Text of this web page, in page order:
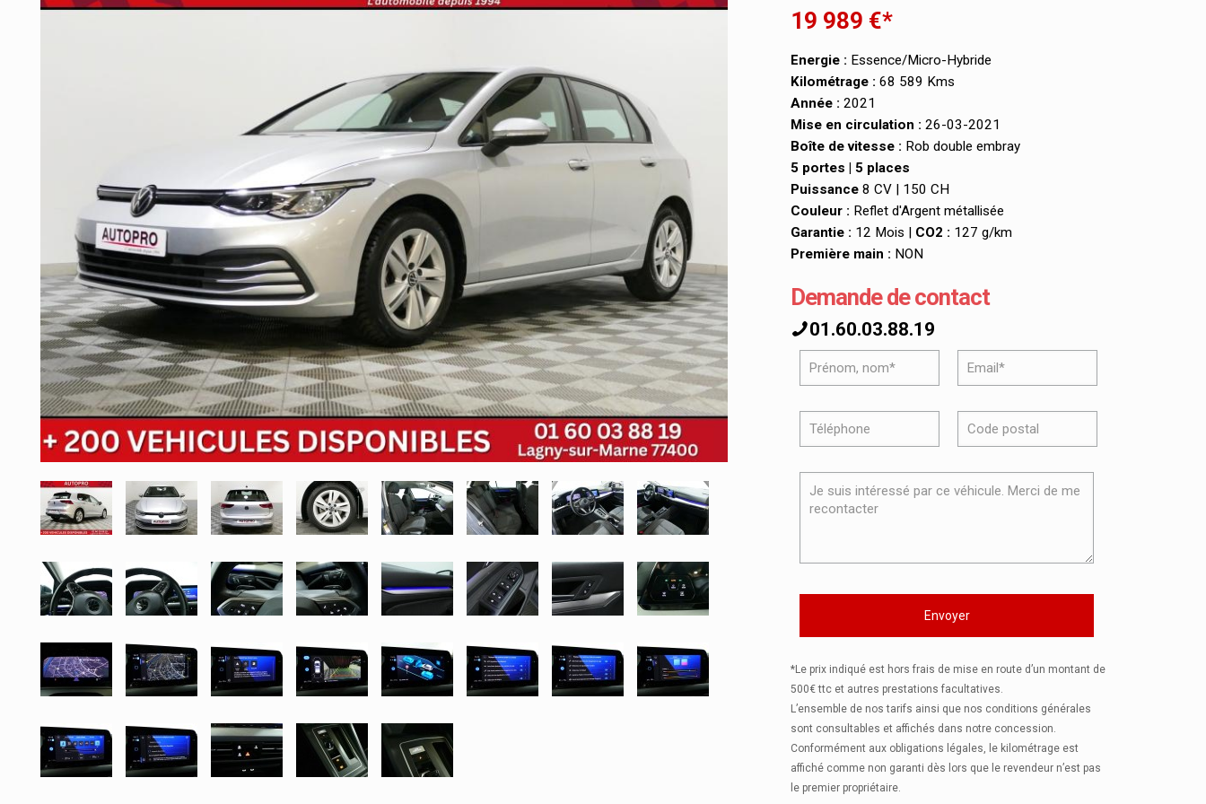
19 989 €*
Energie : Essence/Micro-Hybride
Kilométrage : 68 589 Kms
Année : 2021
Mise en circulation : 26-03-2021
Boîte de vitesse : Rob double embray
5 portes | 5 places
Puissance8 CV | 150 CH
Couleur : Reflet d'Argent métallisée
Garantie : 12 Mois | CO2 : 127 g/km
Première main : NON
Demande de contact
01.60.03.88.19
*Le prix indiqué est hors frais de mise en route d’un montant de
500€ ttc et autres prestations facultatives.
L’ensemble de nos tarifs ainsi que nos conditions générales
sont consultables et affichés dans notre concession.
Conformément aux obligations légales, le kilométrage est
affiché comme non garanti dès lors que le revendeur n’est pas
le premier propriétaire.